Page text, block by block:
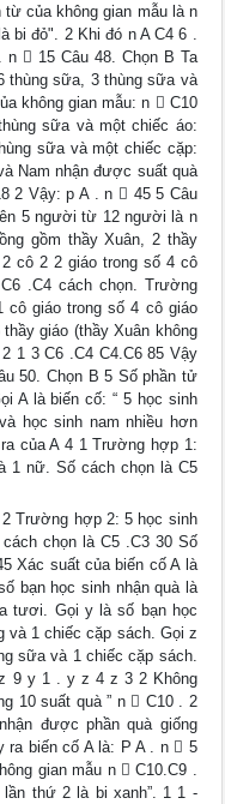
từ của không gian mẫu là n
bi đỏ". 2 Khi đó n A C4 6 .
 15 Câu 48. Chọn B Ta
thùng sữa, 3 thùng sữa và
không gian mẫu: n  C10
sữa và một chiếc áo:
sữa và một chiếc cặp:
Nam nhận được suất quà
2 Vậy: p A . n  45 5 Câu
5 người từ 12 người là n
gồm thầy Xuân, 2 thầy
cô 2 2 giáo trong số 4 cô
.C4 cách chọn. Trường
cô giáo trong số 4 cô giáo
giáo (thầy Xuân không
1 3 C6 .C4 C4.C6 85 Vậy
50. Chọn B 5 Số phần tử
A là biến cố: “ 5 học sinh
học sinh nam nhiều hơn
của A 4 1 Trường hợp 1:
1 nữ. Số cách chọn là C5
Trường hợp 2: 5 học sinh
chọn là C5 .C3 30 Số
Xác suất của biến cố A là
bạn học sinh nhận quà là
tươi. Gọi y là số bạn học
và 1 chiếc cặp sách. Gọi z
sữa và 1 chiếc cặp sách.
9 y 1 . y z 4 z 3 2 Không
10 suất quà ” n  C10 . 2
được phần quà giống
ra biến cố A là: P A . n  5
gian mẫu n  C10.C9 .
thứ 2 là bi xanh”. 1 1 -